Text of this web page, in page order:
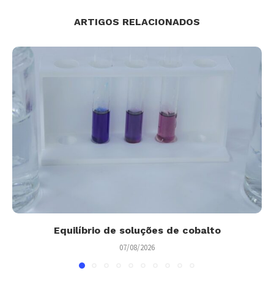
ARTIGOS RELACIONADOS
Equilíbrio de soluções de cobalto
07/08/2026